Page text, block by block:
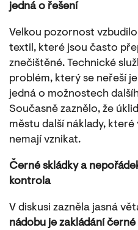
jedná o řešení
Velkou pozornost
textil, které jsou často
znečištěné. Technické
problém, který se neřeší
jedná o možnostech
Současně zaznělo, že
městu další náklady,
nemají vznikat.
Černé skládky a
kontrola
V diskusi zazněla jasná
nádobu je zakládání černé